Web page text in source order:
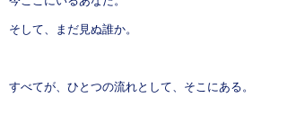
そして、まだ見ぬ誰か。
すべてが、ひとつの流れとして、そこにある。